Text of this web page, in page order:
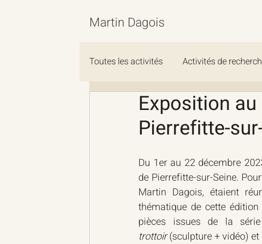
Martin Dagois
Toutes les activités Activités de
Exposition
Pierrefitte-
Du 1er au 22 décembre
de Pierrefitte-sur-Seine.
Martin Dagois, étaient
thématique de cette édition
pièces issues de la série
trottoir (sculpture + vidéo) et